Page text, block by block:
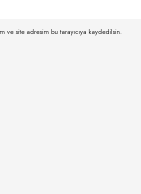
ve site adresim bu tarayıcıya kaydedilsin.